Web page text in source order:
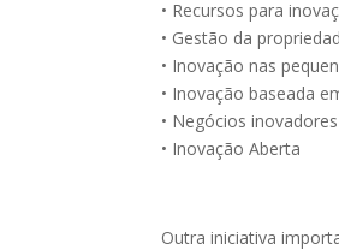
• Recursos para
• Gestão da
• Inovação nas
• Inovação baseada
• Negócios inovadores
• Inovação Aberta
Outra iniciativa